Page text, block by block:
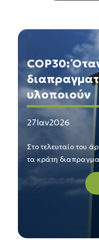
COP30:
υλοποιούν
Ιαν
27 2026
Στο τελευταίο του
τα κράτη
Διακουλάκης,
Δίκτυο Πόλεων C40
Στρατηγικής του
αποτελέσματα της
COP30 που έγινε